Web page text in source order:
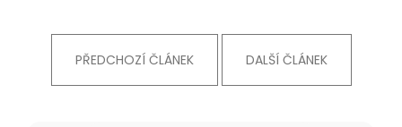
PŘEDCHOZÍ ČLÁNEK DALŠÍ ČLÁNEK